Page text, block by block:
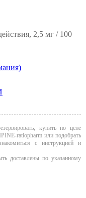
2,5 мг / 100
купить по цене
ratiopharm или подобрать
с инструкцией и
доставлены по указанному